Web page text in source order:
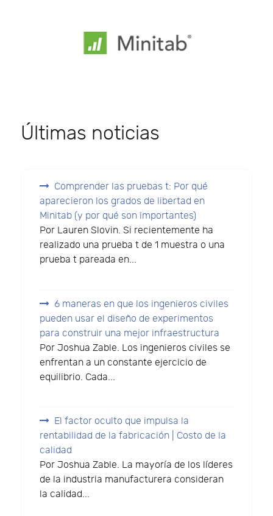
Últimas noticias
Comprender las pruebas t: Por qué
aparecieron los grados de libertad en
Minitab (y por qué son importantes)
Por Lauren Slovin. Si recientemente ha
realizado una prueba t de 1 muestra o una
prueba t pareada en...
6 maneras en que los ingenieros civiles
pueden usar el diseño de experimentos
para construir una mejor infraestructura
Por Joshua Zable. Los ingenieros civiles se
enfrentan a un constante ejercicio de
equilibrio. Cada...
El factor oculto que impulsa la
rentabilidad de la fabricación | Costo de la
calidad
Por Joshua Zable. La mayoría de los líderes
de la industria manufacturera consideran
la calidad...